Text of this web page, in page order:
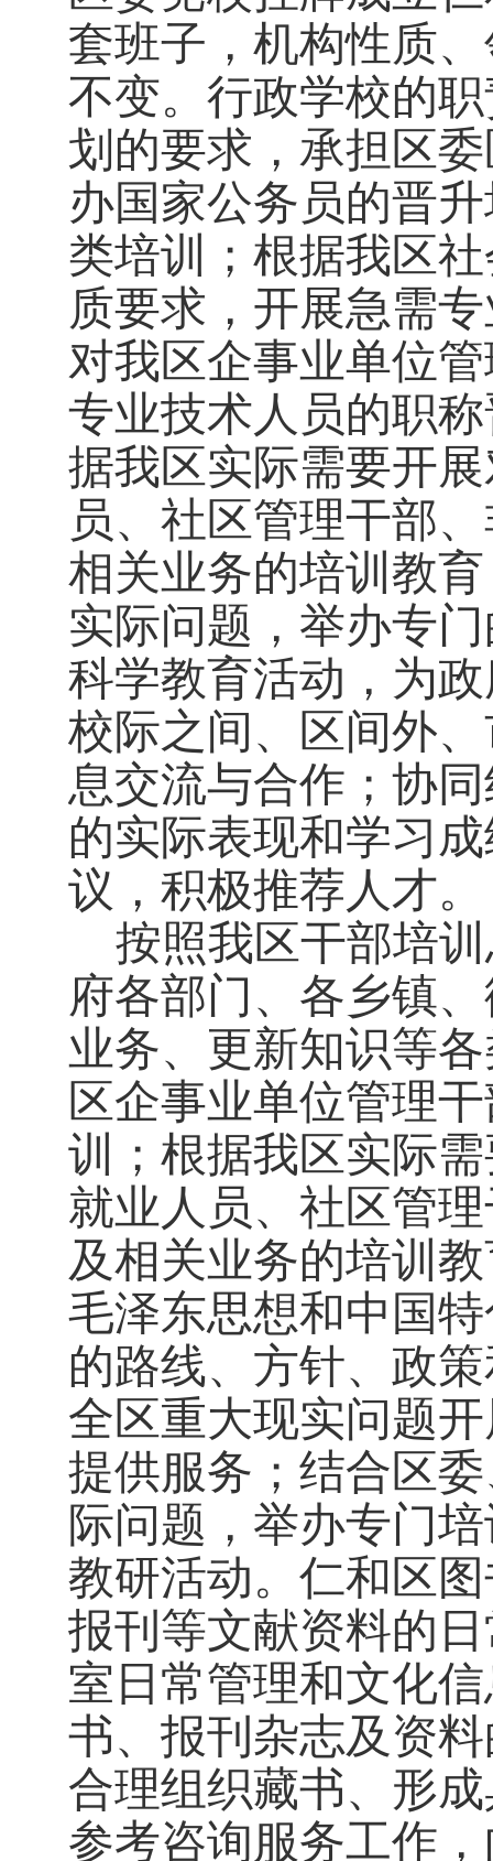
套班子，机构性质
不变。行政学校的
划的要求，承担区
办国家公务员的晋
类培训；根据我区
质要求，开展急需
对我区企事业单位
专业技术人员的职
据我区实际需要开
员、社区管理干部
相关业务的培训教
实际问题，举办专
科学教育活动，为
校际之间、区间外
息交流与合作；协
的实际表现和学习
议，积极推荐人才。
按照我区干部培
府各部门、各乡镇
业务、更新知识等
区企事业单位管理
训；根据我区实际
就业人员、社区管
及相关业务的培训
毛泽东思想和中国
的路线、方针、政
全区重大现实问题
提供服务；结合区
际问题，举办专门
教研活动。仁和区
报刊等文献资料的
室日常管理和文化
书、报刊杂志及资
合理组织藏书、形
参考咨询服务工作